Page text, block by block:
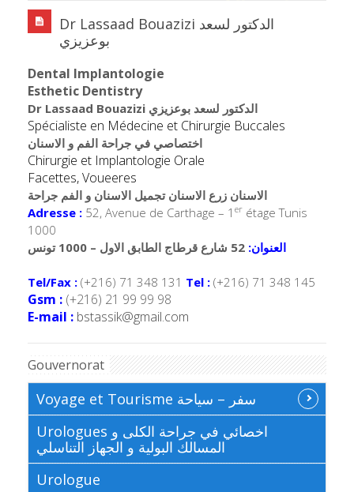
Dr Lassaad Bouazizi الدكتور لسعد
بوعزيزي
Dental Implantologie
Esthetic Dentistry
Dr Lassaad Bouazizi الدكتور لسعد بوعزيزي
Spécialiste en Médecine et Chirurgie Buccales
Chirurgie et Implantologie Orale
Facettes, Voueeres
الاسنان زرع الاسنان تجميل الاسنان و الفم جراحة
Adresse : 52, Avenue de Carthage – 1 er étage Tunis
1000
العنوان:
Tel/Fax : (+216) 71 348 131 Tel : (+216) 71 348 145
Gsm : (+216) 21 99 99 98
E-mail : bstassik@gmail.com
Gouvernorat
Voyage et Tourisme سفر – سياحة
Urologues اخصائي في جراحة الكلى و
المسالك البولية و الجهاز التناسلي
Urologue